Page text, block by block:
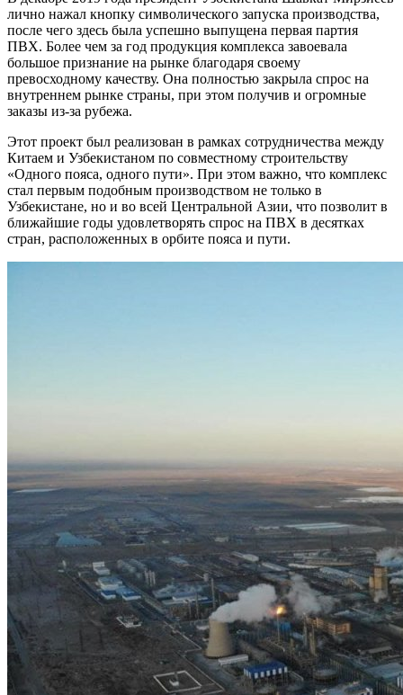
лично нажал кнопку символического запуска производства,
после чего здесь была успешно выпущена первая партия
ПВХ. Более чем за год продукция комплекса завоевала
большое признание на рынке благодаря своему
превосходному качеству. Она полностью закрыла спрос на
внутреннем рынке страны, при этом получив и огромные
заказы из-за рубежа.
Этот проект был реализован в рамках сотрудничества между
Китаем и Узбекистаном по совместному строительству
«Одного пояса, одного пути». При этом важно, что комплекс
стал первым подобным производством не только в
Узбекистане, но и во всей Центральной Азии, что позволит в
ближайшие годы удовлетворять спрос на ПВХ в десятках
стран, расположенных в орбите пояса и пути.